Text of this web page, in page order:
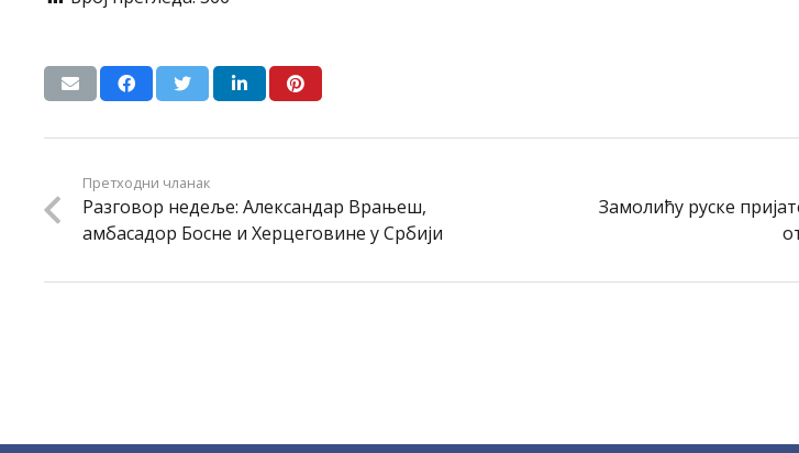
Претходни чланак
Разговор недеље: Александар Врањеш,
амбасадор Босне и Херцеговине у Србији
Замолићу руске